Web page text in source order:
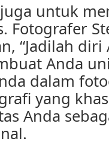
untuk
Fotografer
“Jadilah
Anda
dalam
yang
Anda